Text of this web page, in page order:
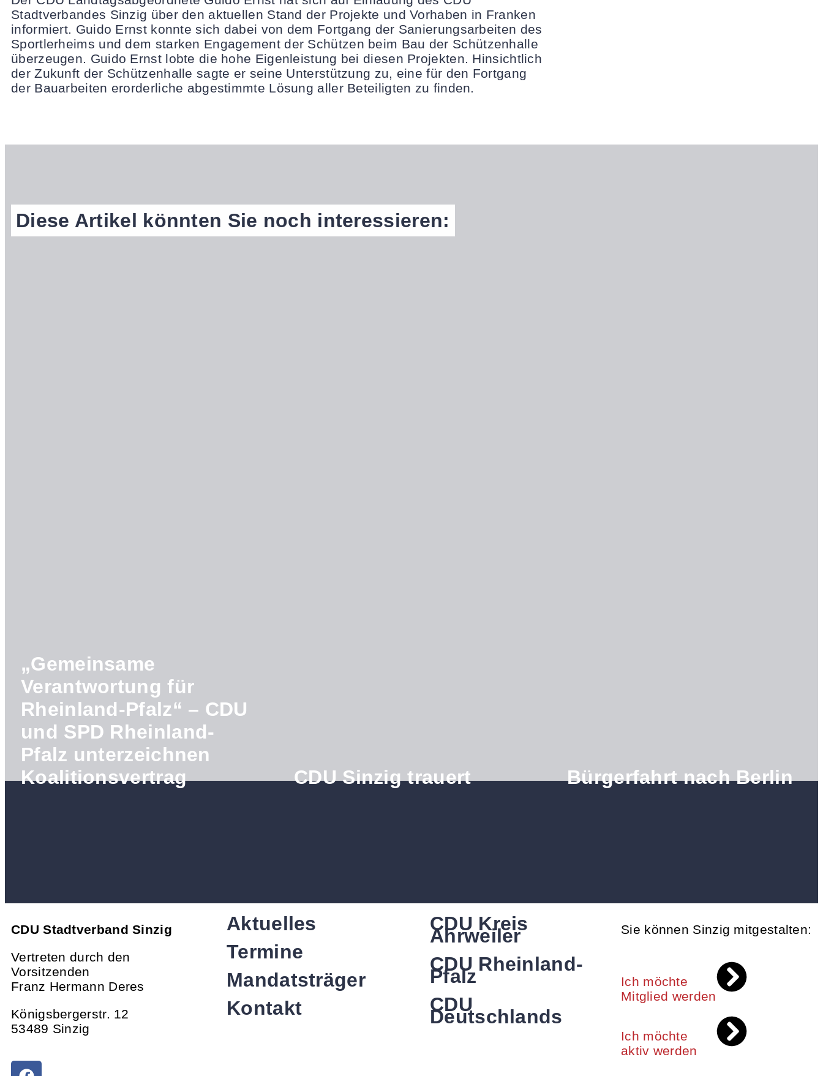
Stadtverbandes Sinzig über den aktuellen Stand der Projekte und Vorhaben in Franken
informiert. Guido Ernst konnte sich dabei von dem Fortgang der Sanierungsarbeiten des
Sportlerheims und dem starken Engagement der Schützen beim Bau der Schützenhalle
überzeugen. Guido Ernst lobte die hohe Eigenleistung bei diesen Projekten. Hinsichtlich
der Zukunft der Schützenhalle sagte er seine Unterstützung zu, eine für den Fortgang
der Bauarbeiten erorderliche abgestimmte Lösung aller Beteiligten zu finden.
Diese Artikel könnten Sie noch interessieren:
„Gemeinsame
Verantwortung für
Rheinland-Pfalz“ – CDU
und SPD Rheinland-
Pfalz unterzeichnen
Koalitionsvertrag
CDU Sinzig trauert Bürgerfahrt nach Berlin
CDU Stadtverband Sinzig
Vertreten durch den
Vorsitzenden
Franz Hermann Deres
Königsbergerstr. 12
53489 Sinzig
Aktuelles
Termine
Mandatsträger
Kontakt
CDU Kreis
Ahrweiler
CDU Rheinland-
Pfalz
CDU
Deutschlands
Sie können Sinzig mitgestalten:
Ich möchte
Mitglied werden
Ich möchte
aktiv werden